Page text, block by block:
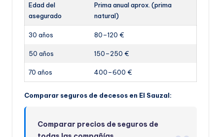
Edad del
asegurado
Prima anual aprox. (prima
natural)
30 años 80–120 €
50 años 150–250 €
70 años 400–600 €
Comparar seguros de decesos en El Sauzal:
Comparar precios de seguros de